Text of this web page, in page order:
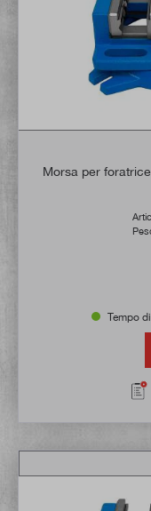
Morsa per
Tempo